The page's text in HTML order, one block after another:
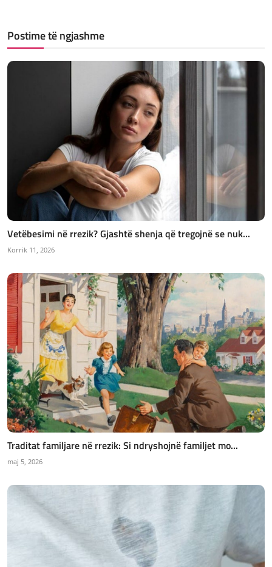
Postime të ngjashme
Vetëbesimi në rrezik? Gjashtë shenja që tregojnë se nuk...
Korrik 11, 2026
Traditat familjare në rrezik: Si ndryshojnë familjet mo...
maj 5, 2026